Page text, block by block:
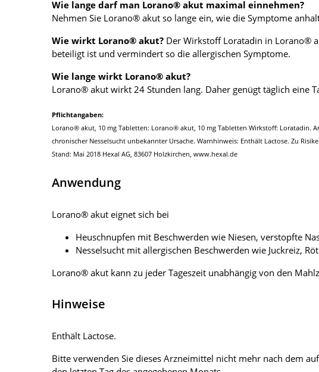
Wie lange darf man Lorano® akut maximal einnehmen?
Nehmen Sie Lorano® akut so lange ein, wie die Symptome
Wie wirkt Lorano® akut? Der Wirkstoff Loratadin in Lorano®
beteiligt ist und vermindert so die allergischen Symptome.
Wie lange wirkt Lorano® akut?
Lorano® akut wirkt 24 Stunden lang. Daher genügt täglich eine
Pflichtangaben:
Lorano® akut, 10 mg Tabletten: Lorano® akut, 10 mg Tabletten Wirkstoff: Loratadin.
chronischer Nesselsucht unbekannter Ursache. Warnhinweis: Enthält Lactose. Zu
Stand: Mai 2018 Hexal AG, 83607 Holzkirchen, www.hexal.de
Anwendung
Lorano® akut eignet sich bei
Heuschnupfen mit Beschwerden wie Niesen, verstopfte
Nesselsucht mit allergischen Beschwerden wie Juckreiz,
Lorano® akut kann zu jeder Tageszeit unabhängig von den
Hinweise
Enthält Lactose.
Bitte verwenden Sie dieses Arzneimittel nicht mehr nach dem